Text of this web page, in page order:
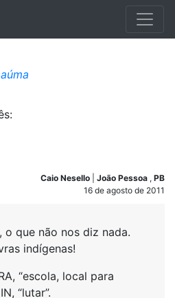
Caio Nesello João Pessoa , PB
16 de agosto de 2011
o que não nos diz nada.
indígenas!
“escola, local para
“lutar”.